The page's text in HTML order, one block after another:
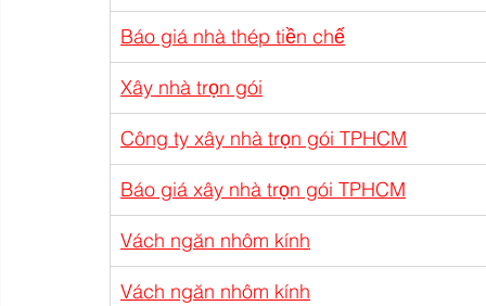
Báo giá nhà thép tiền chế
Xây nhà trọn gói
Công ty xây nhà trọn gói TPHCM
Báo giá xây nhà trọn gói TPHCM
Vách ngăn nhôm kính
Vách ngăn nhôm kính